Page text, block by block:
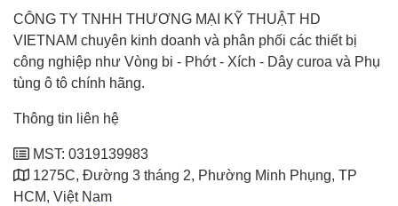
CÔNG TY TNHH THƯƠNG MẠI KỸ THUẬT HD
VIETNAM chuyên kinh doanh và phân phối các thiết bị
công nghiệp như Vòng bi - Phớt - Xích - Dây curoa và Phụ
tùng ô tô chính hãng.
Thông tin liên hệ
MST: 0319139983
1275C, Đường 3 tháng 2, Phường Minh Phụng, TP
HCM, Việt Nam